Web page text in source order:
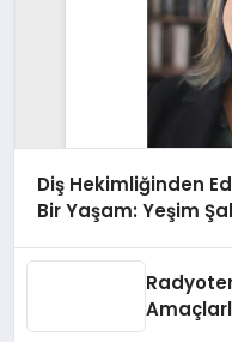
Diş Hekimliğinden
Bir Yaşam: Yeşim